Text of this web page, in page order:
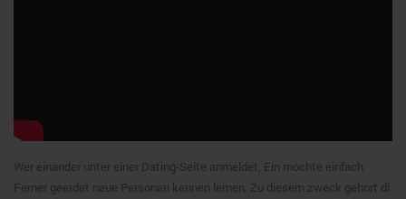
Wer einander unter einer Dating-Seite anmeldet, Ein mochte einfach
Ferner geerdet neue Personen kennen lernen. Zu diesem zweck gehort di